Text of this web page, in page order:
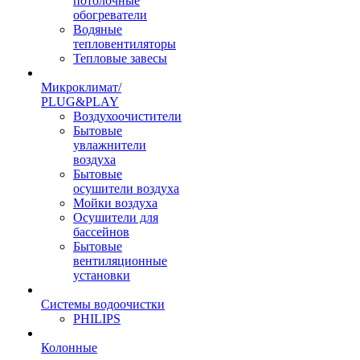
обогреватели
Водяные
тепловентиляторы
Тепловые завесы
Микроклимат/
PLUG&PLAY
Воздухоочистители
Бытовые
увлажнители
воздуха
Бытовые
осушители воздуха
Мойки воздуха
Осушители для
бассейнов
Бытовые
вентиляционные
установки
Системы водоочистки
PHILIPS
Колонные